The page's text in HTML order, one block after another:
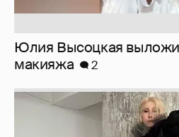
Юлия Высоцкая
макияжа
2